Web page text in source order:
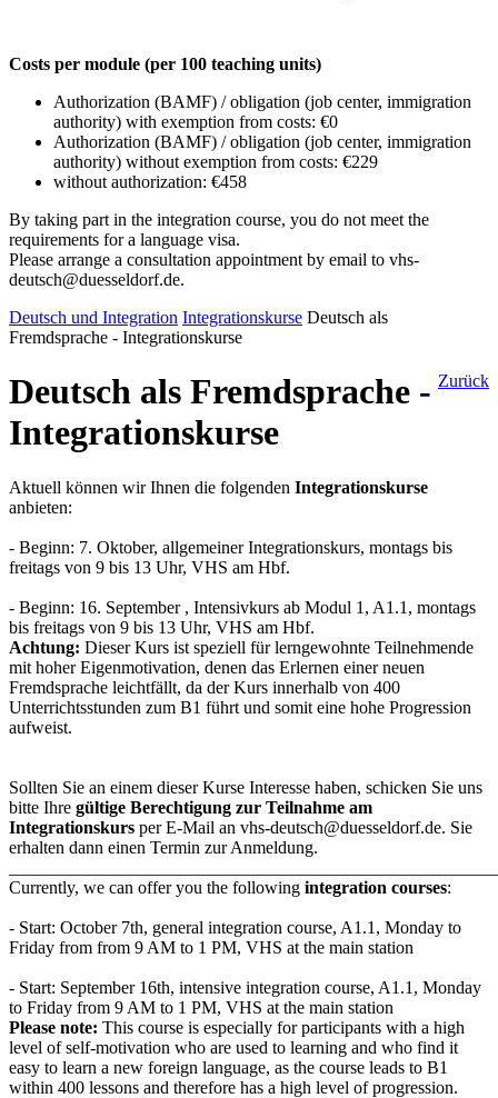
Costs per module (per 100 teaching units)
Authorization (BAMF) / obligation (job center, immigration
authority) with exemption from costs: €0
Authorization (BAMF) / obligation (job center, immigration
authority) without exemption from costs: €229
without authorization: €458
By taking part in the integration course, you do not meet the
requirements for a language visa.
Please arrange a consultation appointment by email to vhs-
deutsch@duesseldorf.de.
Deutsch und Integration Integrationskurse Deutsch als
Fremdsprache - Integrationskurse
Zurück
Deutsch als Fremdsprache -
Integrationskurse
Aktuell können wir Ihnen die folgenden Integrationskurse
anbieten:
- Beginn: 7. Oktober, allgemeiner Integrationskurs, montags bis
freitags von 9 bis 13 Uhr, VHS am Hbf.
- Beginn: 16. September , Intensivkurs ab Modul 1, A1.1, montags
bis freitags von 9 bis 13 Uhr, VHS am Hbf.
Achtung: Dieser Kurs ist speziell für lerngewohnte Teilnehmende
mit hoher Eigenmotivation, denen das Erlernen einer neuen
Fremdsprache leichtfällt, da der Kurs innerhalb von 400
Unterrichtsstunden zum B1 führt und somit eine hohe Progression
aufweist.
Sollten Sie an einem dieser Kurse Interesse haben, schicken Sie uns
bitte Ihre gültige Berechtigung zur Teilnahme am
Integrationskurs per E-Mail an vhs-deutsch@duesseldorf.de. Sie
erhalten dann einen Termin zur Anmeldung.
Currently, we can offer you the following integration courses:
- Start: October 7th, general integration course, A1.1, Monday to
Friday from from 9 AM to 1 PM, VHS at the main station
- Start: September 16th, intensive integration course, A1.1, Monday
to Friday from 9 AM to 1 PM, VHS at the main station
Please note: This course is especially for participants with a high
level of self-motivation who are used to learning and who find it
easy to learn a new foreign language, as the course leads to B1
within 400 lessons and therefore has a high level of progression.